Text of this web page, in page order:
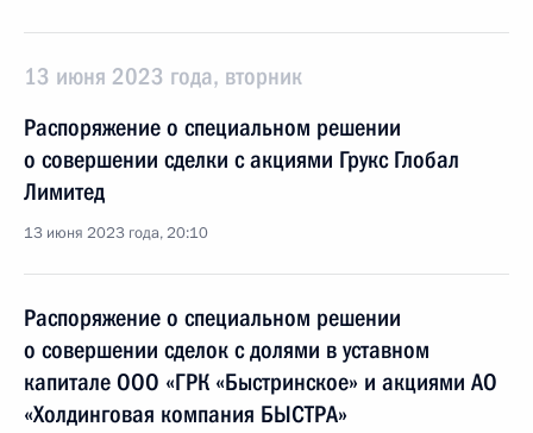
13 июня 2023 года, вторник
Распоряжение о специальном решении
о совершении сделки с акциями Грукс Глобал
Лимитед
13 июня 2023 года, 20:10
Распоряжение о специальном решении
о совершении сделок с долями в уставном
капитале ООО «ГРК «Быстринское» и акциями АО
«Холдинговая компания БЫСТРА»